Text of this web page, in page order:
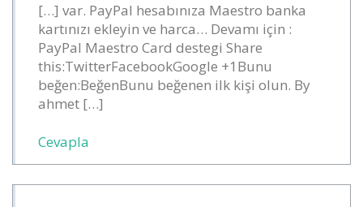
[…] var. PayPal hesabınıza Maestro banka
kartınızı ekleyin ve harca… Devamı için :
PayPal Maestro Card destegi Share
this:TwitterFacebookGoogle +1Bunu
beğen:BeğenBunu beğenen ilk kişi olun. By
ahmet […]
Cevapla